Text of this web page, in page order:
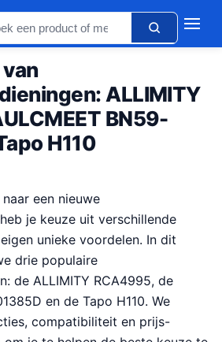
ALLIMITY
BN59-
H110
een nieuwe
je keuze uit verschillende
unieke voordelen. In dit
drie populaire
de ALLIMITY RCA4995, de
en de Tapo H110. We
compatibiliteit en prijs-